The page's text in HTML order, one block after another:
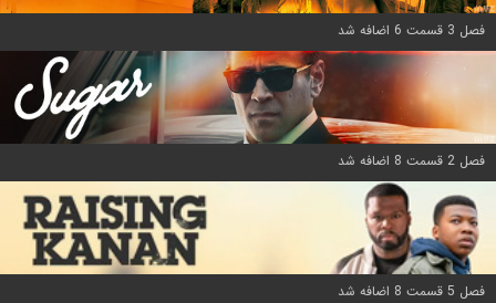
فصل 3 قسمت 6 اضافه شد
فصل 2 قسمت 8 اضافه شد
فصل 5 قسمت 8 اضافه شد